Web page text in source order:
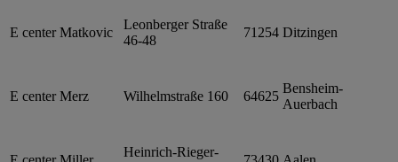
E center Matkovic
Leonberger Straße
46-48
71254 Ditzingen
E center Merz Wilhelmstraße 160 64625
Bensheim-
Auerbach
Heinrich-Rieger-